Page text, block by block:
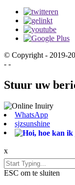
© Copyright - 2019-
- -
Stuur uw
WhatsApp
sjzsunshine
x
ESC om te sluiten